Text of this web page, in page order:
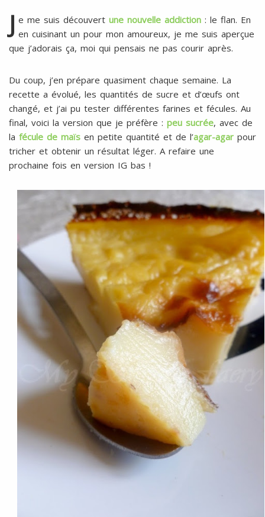
J e me suis découvert une nouvelle addiction : le flan. En
en cuisinant un pour mon amoureux, je me suis aperçue
que j’adorais ça, moi qui pensais ne pas courir après.
Du coup, j’en prépare quasiment chaque semaine. La
recette a évolué, les quantités de sucre et d’œufs ont
changé, et j’ai pu tester différentes farines et fécules. Au
final, voici la version que je préfère : peu sucrée, avec de
la fécule de maïs en petite quantité et de l’agar-agar pour
tricher et obtenir un résultat léger. A refaire une
prochaine fois en version IG bas !